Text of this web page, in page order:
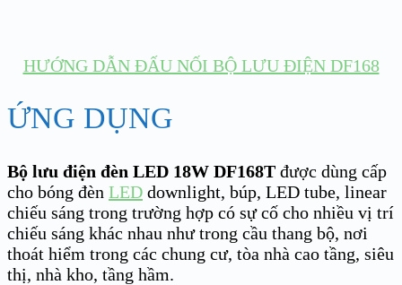
HƯỚNG DẪN ĐẤU NỐI BỘ LƯU ĐIỆN DF168
ỨNG DỤNG
Bộ lưu điện đèn LED 18W DF168T được dùng cấp
cho bóng đèn LED downlight, búp, LED tube, linear
chiếu sáng trong trường hợp có sự cố cho nhiều vị trí
chiếu sáng khác nhau như trong cầu thang bộ, nơi
thoát hiểm trong các chung cư, tòa nhà cao tầng, siêu
thị, nhà kho, tầng hầm.